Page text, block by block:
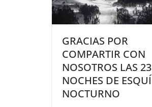
GRACIAS POR
COMPARTIR CON
NOSOTROS LAS 23
NOCHES DE ESQUÍ
NOCTURNO